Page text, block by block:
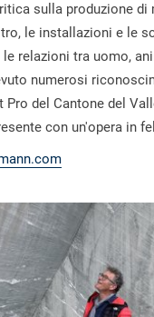
sulla produzione di
le installazioni e le
relazioni tra uomo,
numerosi
Pro del Cantone del
con un'opera in